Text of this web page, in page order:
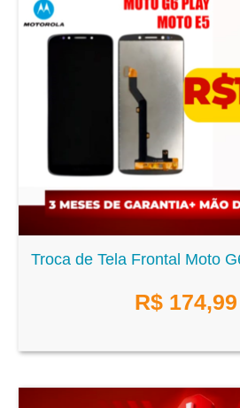
Troca de Tela Frontal Moto
R$ 174,99